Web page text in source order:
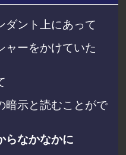
ダント上にあって
ャーをかけていた
暗示と読むことがで
らなかなかに